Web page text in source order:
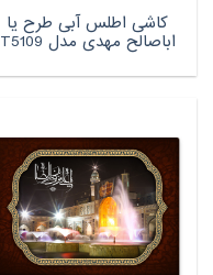
کاشی اطلس آبی طرح یا
اباصالح مهدی مدل T5109